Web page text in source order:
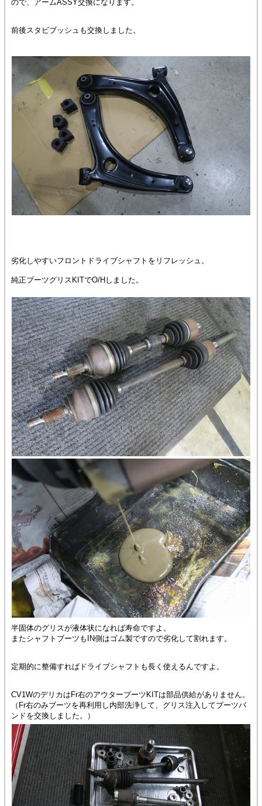
ので、アームASSY交換になります。
前後スタビブッシュも交換しました。
劣化しやすいフロントドライブシャフトをリフレッシュ。
純正ブーツグリスKITでO/Hしました。
半固体のグリスが液体状になれば寿命ですよ。
またシャフトブーツもIN側はゴム製ですので劣化して割れます。
定期的に整備すればドライブシャフトも長く使えるんですよ。
CV1WのデリカはFr右のアウターブーツKITは部品供給がありません。
（Fr右のみブーツを再利用し内部洗浄して、グリス注入してブーツバ
ンドを交換しました。）